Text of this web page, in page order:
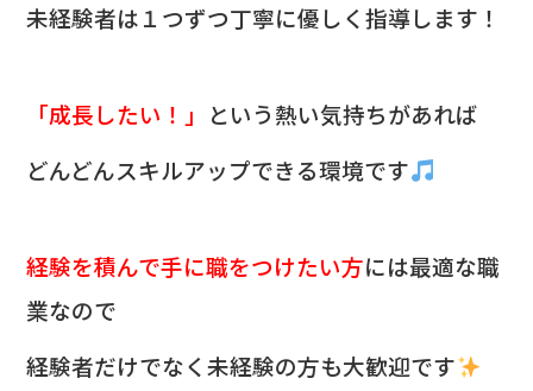
未経験者は１つずつ丁寧に優しく指導します！
「成長したい！」 という熱い気持ちがあれば
どんどんスキルアップできる環境です
経験を積んで手に職をつけたい方には最適な職
業なので
経験者だけでなく未経験の方も大歓迎です